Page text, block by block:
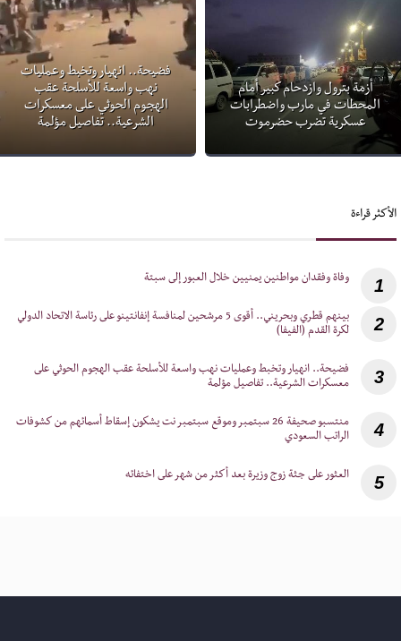
أزمة بترول وازدحام كبير أمام
المحطات في مارب واضطرابات
عسكرية تضرب حضرموت
فضيحة.. انهيار وتخبط وعمليات
نهب واسعة للأسلحة عقب
الهجوم الحوثي على معسكرات
الشرعية.. تفاصيل مؤلمة
الأكثر قراءة
1
2
‎بينهم قطري وبحريني.. أقوى 5 مرشحين لمنافسة إنفانتينو على رئاسة الاتحاد الدولي
لكرة القدم (الفيفا)
3
‎فضيحة.. انهيار وتخبط وعمليات نهب واسعة للأسلحة عقب الهجوم الحوثي على
معسكرات الشرعية.. تفاصيل مؤلمة
4
‎منتسبو صحيفة 26 سبتمبر وموقع سبتمبر نت يشكون إسقاط أسمائهم من كشوفات
الراتب السعودي
5